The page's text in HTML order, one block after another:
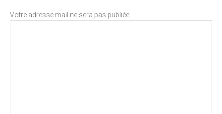
Votre adresse mail ne sera pas publiée